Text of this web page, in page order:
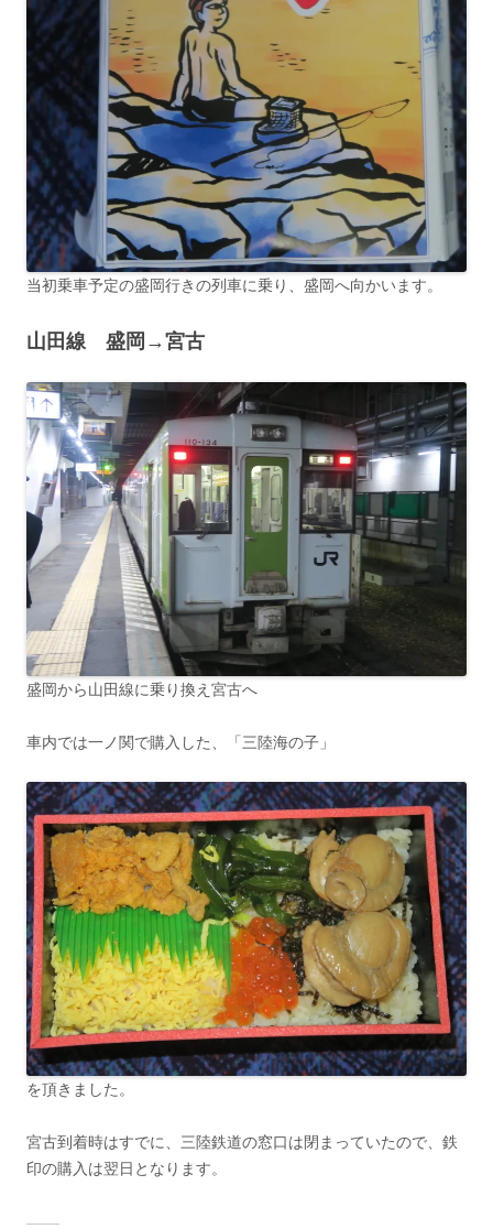
当初乗車予定の盛岡行きの列車に乗り、盛岡へ向かいます。
山田線 盛岡→宮古
盛岡から山田線に乗り換え宮古へ
車内では一ノ関で購入した、「三陸海の子」
を頂きました。
宮古到着時はすでに、三陸鉄道の窓口は閉まっていたので、鉄
印の購入は翌日となります。